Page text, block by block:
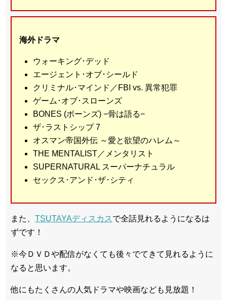
海外ドラマ
ウォーキング･デッド
エージェント･オブ･シールド
クリミナル･マインド／FBI vs. 異常犯罪
ゲーム･オブ･スローンズ
BONES (ボーンズ) −骨は語る−
ザ･ラストシップ 7
オスマン帝国外伝 ～愛と欲望のハレム～
THE MENTALIST／メンタリスト
SUPERNATURAL スーパーナチュラル
セックス･アンド･ザ･シティ
また、 TSUTAYAディスカスで全話見れるようになるは
ずです！
※今ＤＶＤや配信がなくても後々でてきて見れるように
なると思います。
他にもたくさんの人気ドラマや映画なども見放題！